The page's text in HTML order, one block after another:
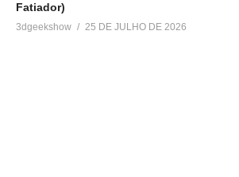
Fatiador)
3dgeekshow 25 DE JULHO DE 2026